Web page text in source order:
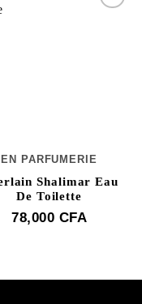
EN PARFUMERIE
Shalimar Eau
De Toilette
78,000 CFA